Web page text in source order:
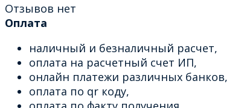
Отзывов нет
Оплата
наличный и безналичный расчет,
оплата на расчетный счет ИП,
онлайн платежи различных банков,
оплата по qr коду,